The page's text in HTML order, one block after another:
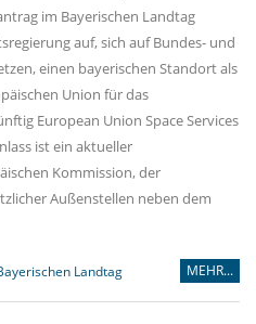
im Bayerischen Landtag
auf, sich auf Bundes- und
einen bayerischen Standort als
Union für das
European Union Space Services
ist ein aktueller
Kommission, der
Außenstellen neben dem
Landtag MEHR...